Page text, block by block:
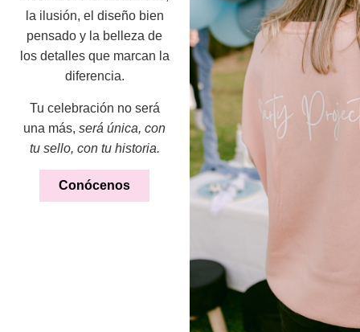
la ilusión, el diseño bien
pensado y la belleza de
los detalles que marcan la
diferencia.
Tu celebración no será
una más,será única, con
tu sello, con tu historia.
Conócenos